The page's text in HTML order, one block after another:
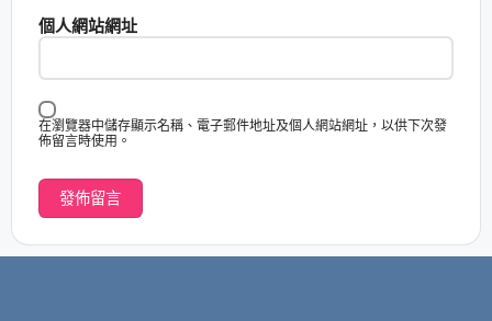
個人網站網址
在瀏覽器中儲存顯示名稱、電子郵件地址及個人網站網址，以供下次發
佈留言時使用。